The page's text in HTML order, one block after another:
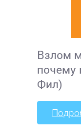
Взлом
почему
Фил)